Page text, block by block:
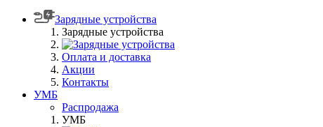
Зарядные устройства
Зарядные устройства
Оплата и доставка
Акции
Контакты
УМБ
Распродажа
УМБ